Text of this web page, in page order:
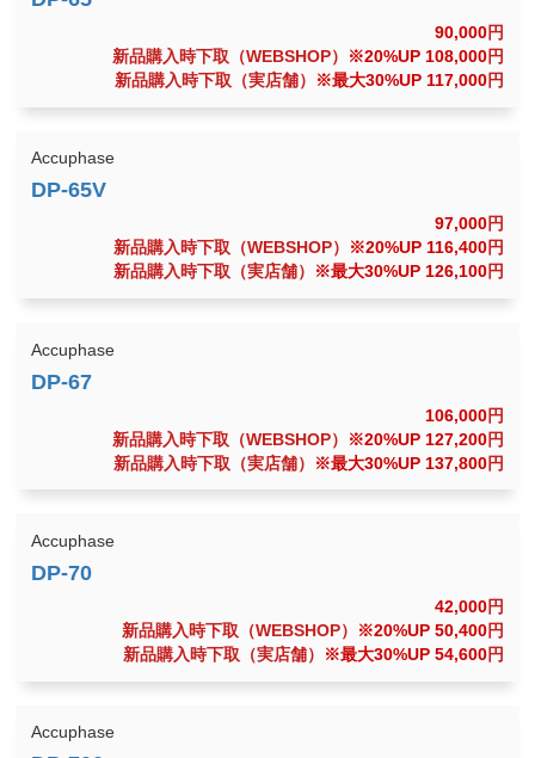
90,000円
新品購入時下取（WEBSHOP）
※20%UP 108,000円
新品購入時下取（実店舗）
※最大30%UP 117,000円
Accuphase
97,000円
新品購入時下取（WEBSHOP）
※20%UP 116,400円
新品購入時下取（実店舗）
※最大30%UP 126,100円
Accuphase
106,000円
新品購入時下取（WEBSHOP）
※20%UP 127,200円
新品購入時下取（実店舗）
※最大30%UP 137,800円
Accuphase
42,000円
新品購入時下取（WEBSHOP）
※20%UP 50,400円
新品購入時下取（実店舗）
※最大30%UP 54,600円
Accuphase